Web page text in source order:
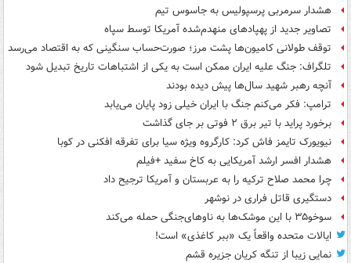
هشدار سرمربی پرسپولیس به جاسوس تیم
تصاویر جدید از پهپادهای منهدم‌شده آمریکا توسط سپاه
توقف طولانی کامیون‌ها پشت مرز؛ صورت‌حساب سنگینی که به اقتصاد می‌رسد
تلگراف: جنگ علیه ایران ممکن است به یکی از اشتباهات تاریخ تبدیل شود
آنچه رهبر شهید سال‌ها پیش دیده بودند
ترامپ: فکر می‌کنم جنگ با ایران خیلی زود پایان می‌یابد
برخورد پراید با تیر برق ۲ فوتی بر جای گذاشت
نیویورک تایمز فاش کرد: کارگروه ویژه سیا برای تفرقه افکنی در کوبا
هشدار افسر ارشد آمریکایی به کاخ سفید +فیلم
چرا محمد صلاح ترکیه را به عربستان و آمریکا ترجیح داد
دستگیری قاتل فراری در نوشهر
سوخو۳۵ با این موشک‌ها به ناوهای‌جنگی حمله می‌کند
ایالات متحده واقعاً یک «ببر کاغذی» است!
نمایی زیبا از تنگه کریان جزیره قشم